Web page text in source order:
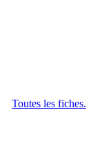
Toutes les fiches.